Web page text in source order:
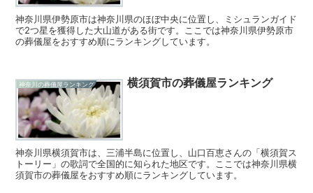
神奈川県伊勢原市は神奈川県のほぼ中央に位置し、ミシュランガイド
で2つ星を獲得した大山道がある街です。ここでは神奈川県伊勢原市
の葬儀屋をおすすめ順にランキングしています。
神奈川の葬儀屋ランキング 横須賀市の葬儀屋ランキング
神奈川県横須賀市は、三浦半島に位置し、山口百恵さんの「横須賀ス
トーリー」の歌詞で全国的に知られた地区です。ここでは神奈川県横
須賀市の葬儀屋をおすすめ順にランキングしています。